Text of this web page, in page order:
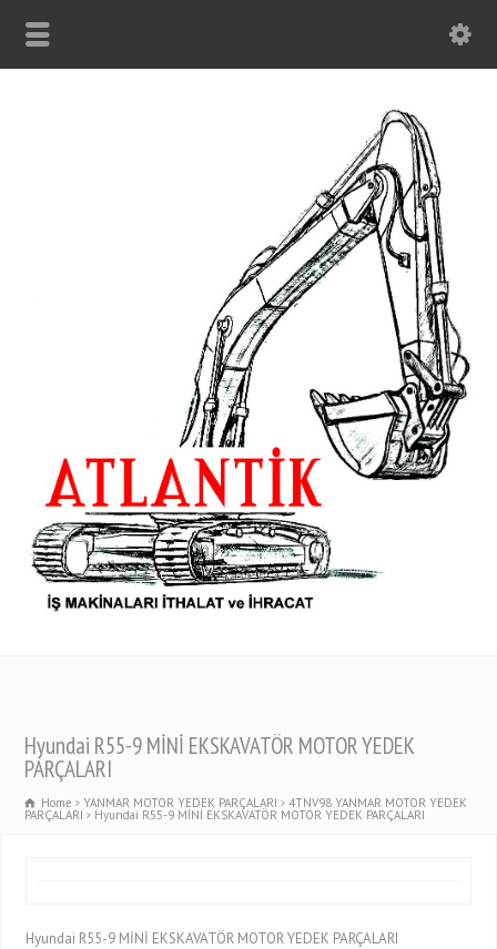
Hyundai R55-9 MİNİ EKSKAVATÖR MOTOR YEDEK
PARÇALARI
Home YANMAR MOTOR YEDEK PARÇALARI 4TNV98 YANMAR MOTOR YEDEK
PARÇALARI Hyundai R55-9 MİNİ EKSKAVATÖR MOTOR YEDEK PARÇALARI
Hyundai R55-9 MİNİ EKSKAVATÖR MOTOR YEDEK PARÇALARI